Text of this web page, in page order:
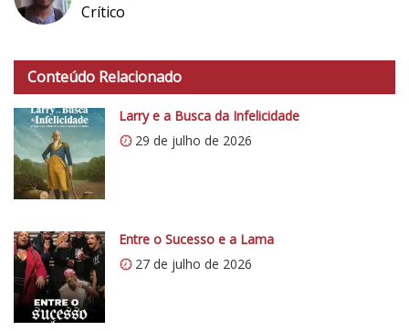
t
p
s
:
/
/
0
.
w
p
.
Crítico
Conteúdo Relacionado
Larry e a Busca da Infelicidade
29 de julho de 2026
Entre o Sucesso e a Lama
27 de julho de 2026